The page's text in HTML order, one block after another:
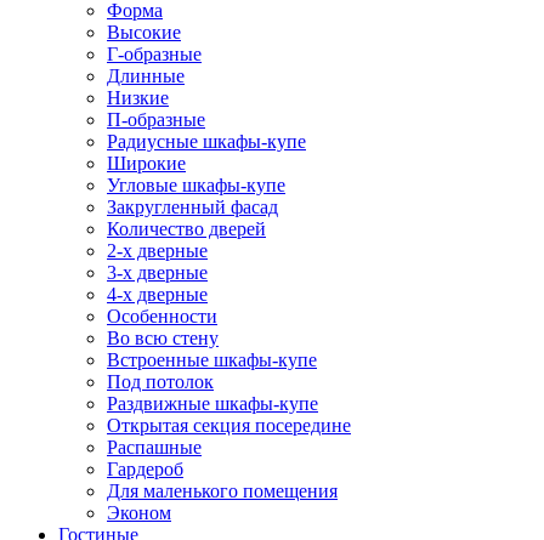
Форма
Высокие
Г-образные
Длинные
Низкие
П-образные
Радиусные шкафы-купе
Широкие
Угловые шкафы-купе
Закругленный фасад
Количество дверей
2-х дверные
3-х дверные
4-х дверные
Особенности
Во всю стену
Встроенные шкафы-купе
Под потолок
Раздвижные шкафы-купе
Открытая секция посередине
Распашные
Гардероб
Для маленького помещения
Эконом
Гостиные